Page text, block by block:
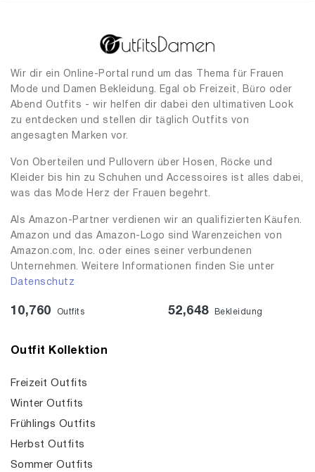
Wir dir ein Online-Portal rund um das Thema für Frauen
Mode und Damen Bekleidung. Egal ob Freizeit, Büro oder
Abend Outfits - wir helfen dir dabei den ultimativen Look
zu entdecken und stellen dir täglich Outfits von
angesagten Marken vor.
Von Oberteilen und Pullovern über Hosen, Röcke und
Kleider bis hin zu Schuhen und Accessoires ist alles dabei,
was das Mode Herz der Frauen begehrt.
Als Amazon-Partner verdienen wir an qualifizierten Käufen.
Amazon und das Amazon-Logo sind Warenzeichen von
Amazon.com, Inc. oder eines seiner verbundenen
Unternehmen. Weitere Informationen finden Sie unter
Datenschutz
10,760 Outfits 52,648 Bekleidung
Outfit Kollektion
Freizeit Outfits
Winter Outfits
Frühlings Outfits
Herbst Outfits
Sommer Outfits